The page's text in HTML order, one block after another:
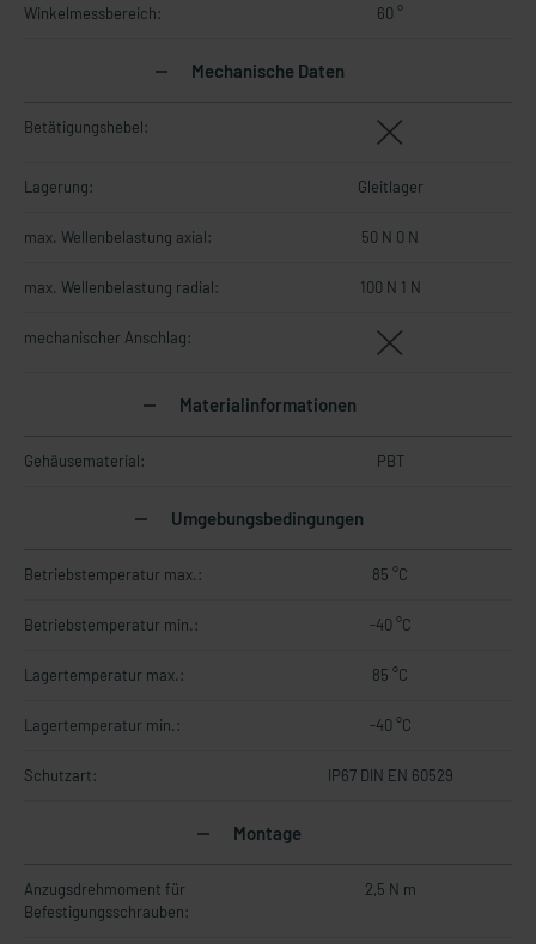
Winkelmessbereich: 60 °
Mechanische Daten
Betätigungshebel:
Lagerung: Gleitlager
max. Wellenbelastung axial: 50 N 0 N
max. Wellenbelastung radial: 100 N 1 N
mechanischer Anschlag:
Materialinformationen
Gehäusematerial: PBT
Umgebungsbedingungen
Betriebstemperatur max.: 85 °C
Betriebstemperatur min.: -40 °C
Lagertemperatur max.: 85 °C
Lagertemperatur min.: -40 °C
Schutzart: IP67 DIN EN 60529
Montage
Anzugsdrehmoment für
Befestigungsschrauben:
2,5 N m